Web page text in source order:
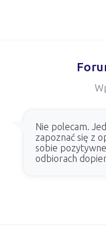
Nie polecam.
zapoznać się z
sobie
odbiorach